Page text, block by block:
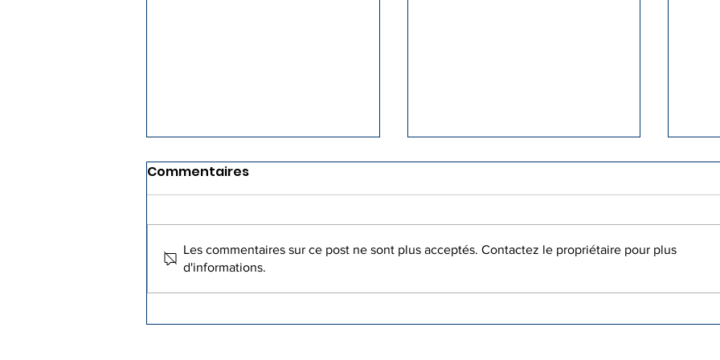
Prise de parole de M. Guy
LAICK Président de la
La WIZO Nîmoise vous
propose mardi 30 juin
Commentaires
Les commentaires sur ce post ne sont plus acceptés. Contactez le propriétaire pour plus
d'informations.